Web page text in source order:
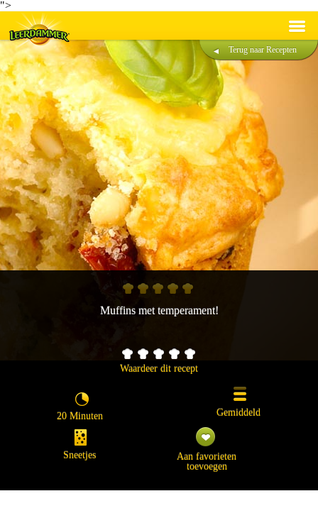
">
Recepten
Producten
Duurzaamheid
Over Leerdammer®
Contact
Nederlands Français
Terug naar Recepten
Muffins met temperament!
Waardeer dit recept
20 Minuten Gemiddeld
Sneetjes
Aan favorieten
toevoegen